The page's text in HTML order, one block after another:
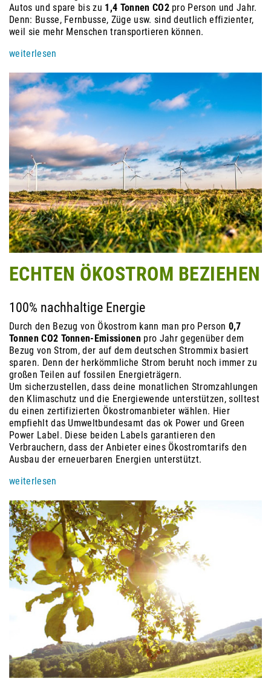
Autos und spare bis zu 1,4 Tonnen CO2pro Person und Jahr.
Denn: Busse, Fernbusse, Züge usw. sind deutlich effizienter,
weil sie mehr Menschen transportieren können.
weiterlesen
ECHTEN ÖKOSTROM BEZIEHEN
100% nachhaltige Energie
Durch den Bezug von Ökostrom kann man pro Person 0,7
Tonnen CO2 Tonnen-Emissionenpro Jahr gegenüber dem
Bezug von Strom, der auf dem deutschen Strommix basiert
sparen. Denn der herkömmliche Strom beruht noch immer zu
großen Teilen auf fossilen Energieträgern.
Um sicherzustellen, dass deine monatlichen Stromzahlungen
den Klimaschutz und die Energiewende unterstützen, solltest
du einen zertifizierten Ökostromanbieter wählen. Hier
empfiehlt das Umweltbundesamt das ok Power und Green
Power Label. Diese beiden Labels garantieren den
Verbrauchern, dass der Anbieter eines Ökostromtarifs den
Ausbau der erneuerbaren Energien unterstützt.
weiterlesen